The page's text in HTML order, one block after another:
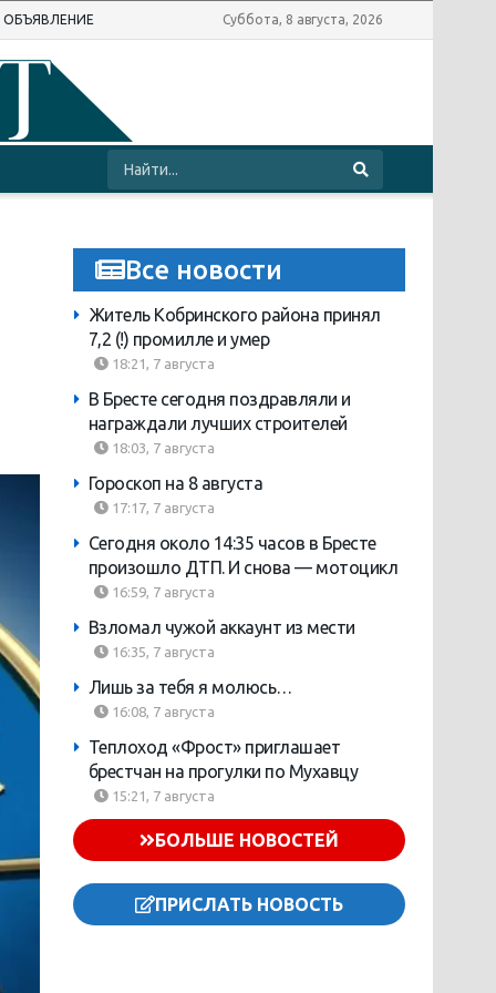
ОБЪЯВЛЕНИЕ Суббота, 8 августа, 2026
Все новости
Житель Кобринского района принял
7,2 (!) промилле и умер
18:21, 7 августа
В Бресте сегодня поздравляли и
награждали лучших строителей
18:03, 7 августа
Гороскоп на 8 августа
17:17, 7 августа
Сегодня около 14:35 часов в Бресте
произошло ДТП. И снова — мотоцикл
16:59, 7 августа
Взломал чужой аккаунт из мести
16:35, 7 августа
Лишь за тебя я молюсь…
16:08, 7 августа
Теплоход «Фрост» приглашает
брестчан на прогулки по Мухавцу
15:21, 7 августа
БОЛЬШЕ НОВОСТЕЙ
ПРИСЛАТЬ НОВОСТЬ